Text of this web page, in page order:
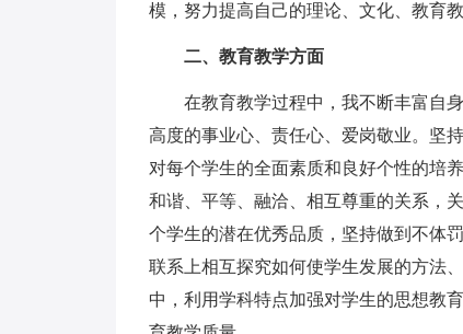
模，努力提高自己的理论、文化、教育教
二、教育教学方面
在教育教学过程中，我不断丰富自身
高度的事业心、责任心、爱岗敬业。坚
对每个学生的全面素质和良好个性的培
和谐、平等、融洽、相互尊重的关系，
个学生的潜在优秀品质，坚持做到不体
联系上相互探究如何使学生发展的方法
中，利用学科特点加强对学生的思想教